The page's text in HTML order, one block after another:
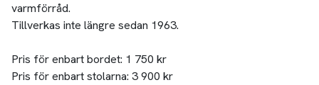
varmförråd.
Tillverkas inte längre sedan 1963.
Pris för enbart bordet: 1 750 kr
Pris för enbart stolarna: 3 900 kr